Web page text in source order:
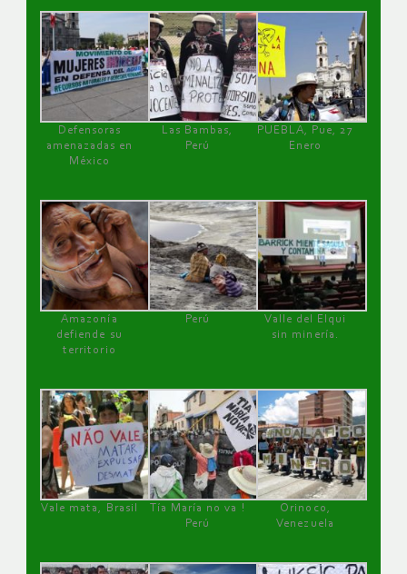
Defensoras
amenazadas en
México
Las Bambas,
Perú
PUEBLA, Pue, 27
Enero
Amazonía
defiende su
territorio
Perú
Valle del Elqui
sin minería.
Vale mata, Brasil
Tía María no va !
Perú
Orinoco,
Venezuela